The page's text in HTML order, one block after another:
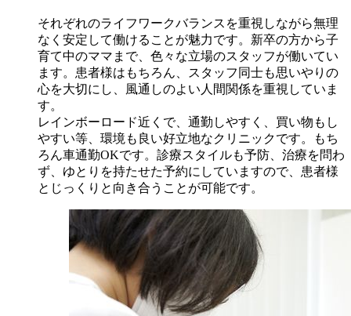
それぞれのライフワークバランスを重視しながら無理
なく安定して働けることが魅力です。新卒の方から子
育て中のママまで、色々な立場のスタッフが働いてい
ます。患者様はもちろん、スタッフ同士も思いやりの
心を大切にし、風通しのよい人間関係を重視していま
す。
レインボーロード近くで、通勤しやすく、買い物もし
やすい等、環境も良い好立地なクリニックです。もち
ろん車通勤OKです。診療スタイルも予防、治療を問わ
ず、ゆとりを持たせた予約にしていますので、患者様
とじっくりと向き合うことが可能です。